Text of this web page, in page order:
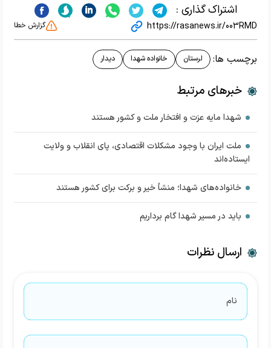
اشتراک گذاری :
https://rasanews.ir/003RMD گزارش خطا
برچسب ها: لرستان خانواده شهدا دیدار
خبرهای مرتبط
شهدا مایه عزت و افتخار ملت و کشور هستند
ملت ایران با وجود مشکلات اقتصادی، پای انقلاب و ولایت
ایستاده‌اند
خانواده‌های شهدا؛ منشأ خیر و برکت برای کشور هستند
باید در مسیر شهدا گام برداریم
ارسال نظرات